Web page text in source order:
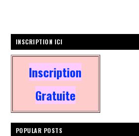
INSCRIPTION ICI
Inscription
Gratuite
POPULAR POSTS